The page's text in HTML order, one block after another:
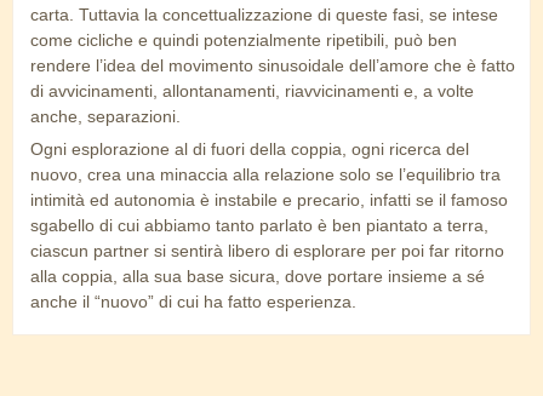
carta. Tuttavia la concettualizzazione di queste fasi, se intese
come cicliche e quindi potenzialmente ripetibili, può ben
rendere l’idea del movimento sinusoidale dell’amore che è fatto
di avvicinamenti, allontanamenti, riavvicinamenti e, a volte
anche, separazioni.
Ogni esplorazione al di fuori della coppia, ogni ricerca del
nuovo, crea una minaccia alla relazione solo se l’equilibrio tra
intimità ed autonomia è instabile e precario, infatti se il famoso
sgabello di cui abbiamo tanto parlato è ben piantato a terra,
ciascun partner si sentirà libero di esplorare per poi far ritorno
alla coppia, alla sua base sicura, dove portare insieme a sé
anche il “nuovo” di cui ha fatto esperienza.